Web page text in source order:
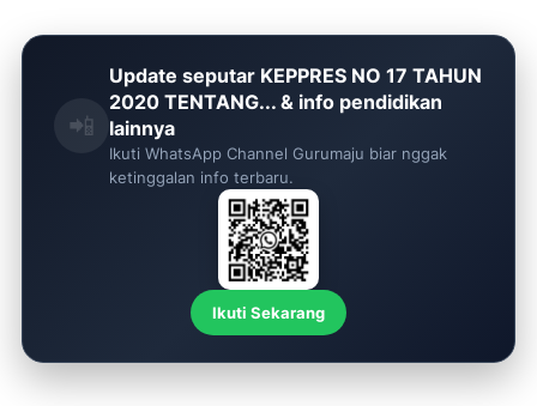
📲
Update seputar KEPPRES NO 17 TAHUN
2020 TENTANG... & info pendidikan
lainnya
Ikuti WhatsApp Channel Gurumaju biar nggak
ketinggalan info terbaru.
Ikuti Sekarang